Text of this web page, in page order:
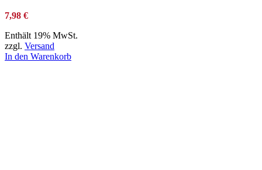
7,98 €
Enthält 19% MwSt.
zzgl. Versand
In den Warenkorb